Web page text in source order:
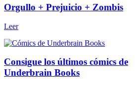
Orgullo + Prejuicio + Zombis
Leer
Consigue los últimos cómics de
Underbrain Books